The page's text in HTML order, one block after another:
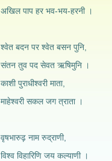
अखिल पाप हर भव-भय-हरनी ।
श्वेत बदन पर श्वेत बसन पुनि,
संतन तुव पद सेवत ऋषिमुनि ।
काशी पुराधीश्वरी माता,
माहेश्वरी सकल जग त्राता ।
वृषभारुढ़ नाम रुद्राणी,
विश्व विहारिणि जय कल्याणी ।